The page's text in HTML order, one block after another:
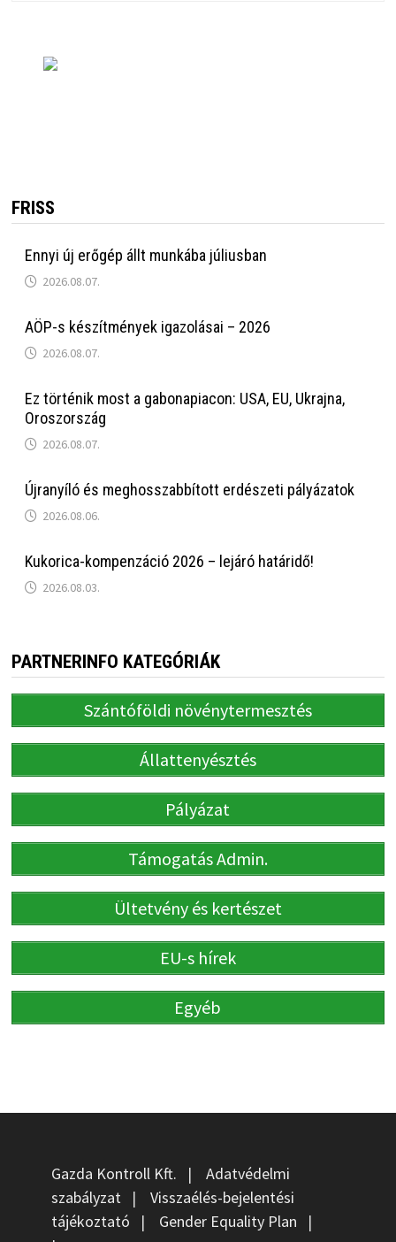
FRISS
Ennyi új erőgép állt munkába júliusban
2026.08.07.
AÖP-s készítmények igazolásai – 2026
2026.08.07.
Ez történik most a gabonapiacon: USA, EU, Ukrajna,
Oroszország
2026.08.07.
Újranyíló és meghosszabbított erdészeti pályázatok
2026.08.06.
Kukorica-kompenzáció 2026 – lejáró határidő!
2026.08.03.
PARTNERINFO KATEGÓRIÁK
Szántóföldi növénytermesztés
Állattenyésztés
Pályázat
Támogatás Admin.
Ültetvény és kertészet
EU-s hírek
Egyéb
Gazda Kontroll Kft. | Adatvédelmi
szabályzat | Visszaélés-bejelentési
tájékoztató | Gender Equality Plan |